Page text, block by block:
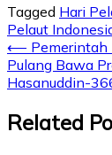
Tagged Hari
Pelaut
⟵ Pemerintah
Pulang Bawa
Hasanuddin-
Related